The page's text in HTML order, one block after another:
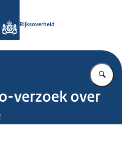
Rijksoverheid
verzoek over